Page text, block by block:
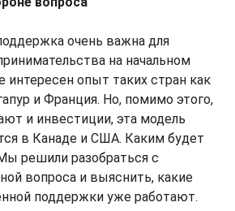
очень важна для
на начальном
интересен опыт таких стран как
и Франция. Но, помимо этого,
и инвестиции, эта модель
в Канаде и США. Каким будет
решили разобраться с
вопроса и выяснить, какие
поддержки уже работают.